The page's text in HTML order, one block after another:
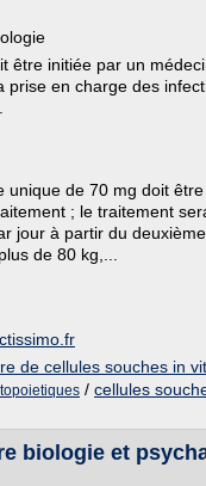
être initiée par un
prise en charge des
unique de 70 mg doit
; le traitement
jour à partir du
de 80 kg,...
de cellules souches in
/ cellules
biologie et